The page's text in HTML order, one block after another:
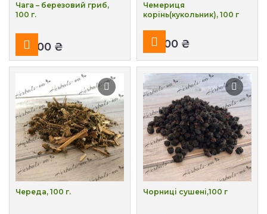
Чага – березовий гриб,
100 г.
₴
Чемериця
корінь(кукольник), 100 г
₴
Череда, 100 г. Чорниці сушені,100 г